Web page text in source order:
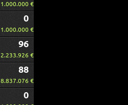
1.000.000 €
0
1.000.000 €
96
2.233.926 €
88
8.837.076 €
0